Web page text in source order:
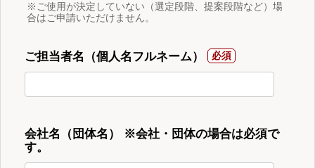
※ご使用が決定していない（選定段階、提案段階など）場
合はご申請いただけません。
ご担当者名（個人名フルネーム）
会社名（団体名） ※会社・団体の場合は必須で
す。